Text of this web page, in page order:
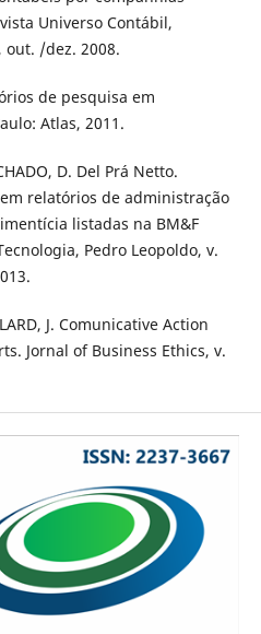
Universo Contábil,
out. /dez. 2008.
de pesquisa em
Atlas, 2011.
D. Del Prá Netto.
relatórios de administração
listadas na BM&F
Pedro Leopoldo, v.
J. Comunicative Action
Jornal of Business Ethics, v.